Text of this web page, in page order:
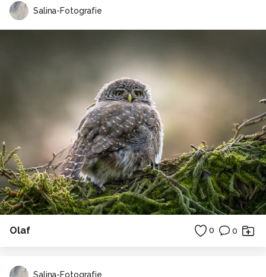
Salina-Fotografie
Olaf 0 0
Salina-Fotografie